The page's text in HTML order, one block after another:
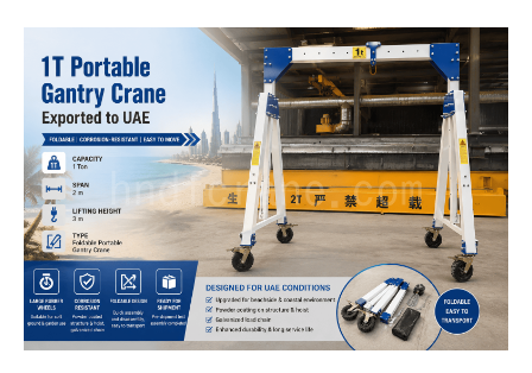
Přenosný portálový jeřáb úspěšně dokončil
tovární testování
Získejte řešení na míru